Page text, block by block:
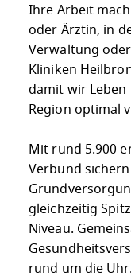
Ihre Arbeit
oder Ärztin, in
Verwaltung
Kliniken
damit wir
Region optimal
Mit rund 5.900
Verbund
gleichzeitig
Niveau.
rund um die Uhr.